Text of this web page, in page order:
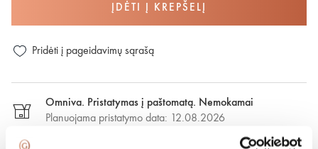
ĮDĖTI Į KREPŠELĮ
Pridėti į pageidavimų sąrašą
Omniva. Pristatymas į paštomatą. Nemokamai
Planuojama pristatymo data: 12.08.2026